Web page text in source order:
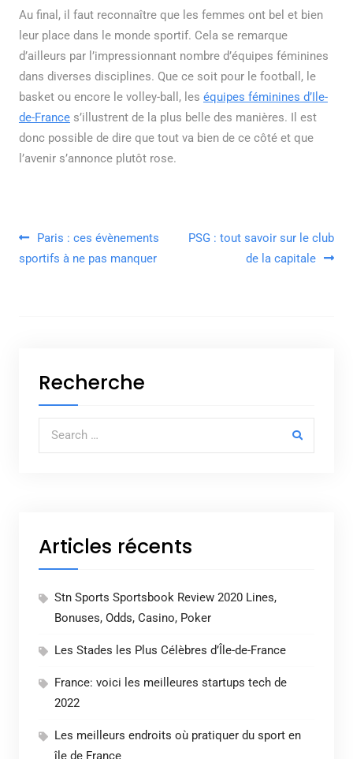
Au final, il faut reconnaître que les femmes ont bel et bien
leur place dans le monde sportif. Cela se remarque
d’ailleurs par l’impressionnant nombre d’équipes féminines
dans diverses disciplines. Que ce soit pour le football, le
basket ou encore le volley-ball, les équipes féminines d’Ile-
de-Frances’illustrent de la plus belle des manières. Il est
donc possible de dire que tout va bien de ce côté et que
l’avenir s’annonce plutôt rose.
Navigation de l’article
Paris : ces évènements
sportifs à ne pas manquer
PSG : tout savoir sur le club
de la capitale
Recherche
Search for:
Articles récents
Stn Sports Sportsbook Review 2020 Lines,
Bonuses, Odds, Casino, Poker
Les Stades les Plus Célèbres d’Île-de-France
France: voici les meilleures startups tech de
2022
Les meilleurs endroits où pratiquer du sport en
île de France